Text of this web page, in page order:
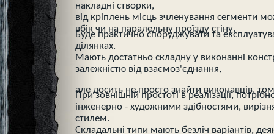
накладні створки,
від кріплень місць зчленування сегменти
вбік чи на паралельну проїзду стіну.
Буде практично споруджувати та
ділянках.
Мають достатньо складну у виконанні
залежністю від взаємоз'єднання,
але досить не просто знайти виконавців,
При зовнішній простоті в реалізації,
інженерно - художними здібностями,
стилем.
Складальні типи мають безліч варіантів,